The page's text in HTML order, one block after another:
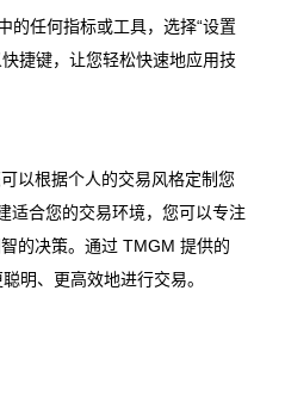
的任何指标或工具，选择“设置
捷键，让您轻松快速地应用技
以根据个人的交易风格定制您
适合您的交易环境，您可以专注
的决策。通过 TMGM 提供的
明、更高效地进行交易。